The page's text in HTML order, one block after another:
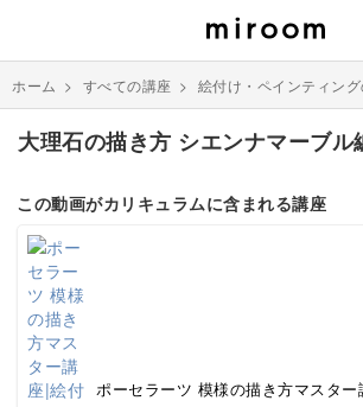
ホーム > すべての講座 > 絵付け・ペインティン
大理石の描き方 シエンナマーブル
この動画がカリキュラムに含まれる講座
ポーセラーツ 模様の描き方マスター